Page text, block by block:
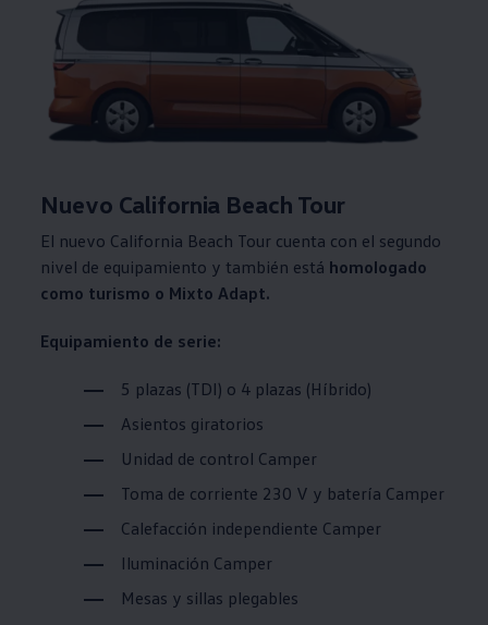
Nuevo California Beach Tour
El nuevo California Beach Tour cuenta con el segundo
nivel de equipamiento y también está homologado
como turismo o Mixto Adapt.
Equipamiento de serie:
5 plazas (TDI) o 4 plazas (Híbrido)
Asientos giratorios
Unidad de control Camper
Toma de corriente 230 V y batería Camper
Calefacción independiente Camper
Iluminación Camper
Mesas y sillas plegables